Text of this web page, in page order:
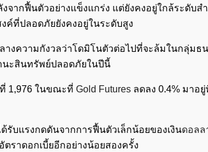
จากฟื้นตัวอย่างแข็งแกร่ง แต่ยังคงอยู่ใกล้ระดับส
ค์ที่ปลอดภัยยังคงอยู่ในระดับสูง
งความกังวลว่าโดมิโนตัวต่อไปที่จะล้มในกลุ่มธ
นะสินทรัพย์ปลอดภัยในปีนี้
ที่ 1,976 ในขณะที่ Gold Futures ลดลง 0.4% มาอยู่
บแรงกดดันจากการฟื้นตัวเล็กน้อยของเงินดอลล
ราดอกเบี้ยอีกอย่างน้อยสองครั้ง